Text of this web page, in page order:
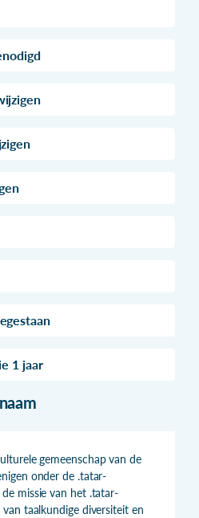
1 jaar
gemeenschap van de
onder de .tatar-
missie van het .tatar-
taalkundige diversiteit en